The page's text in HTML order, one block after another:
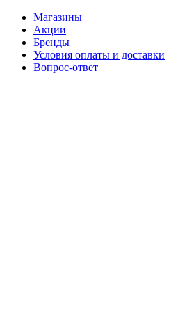
Магазины
Акции
Бренды
Условия оплаты и доставки
Вопрос-ответ